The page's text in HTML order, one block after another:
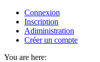
Connexion
Inscription
Adiministration
Créer un compte
You are here: